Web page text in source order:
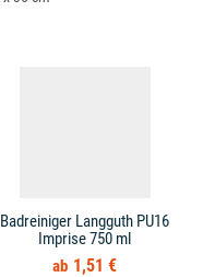
Badreiniger Langguth PU16
Imprise 750 ml
1,51 €